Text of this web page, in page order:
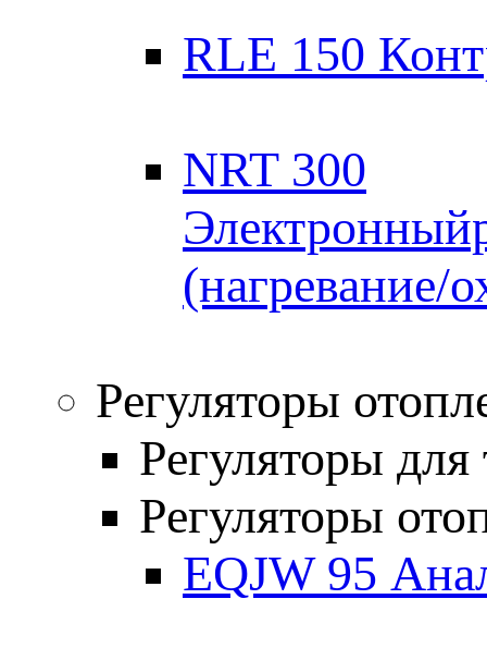
RLE 150
NRT 300
(нагревание/
Регуляторы
Регуляторы
Регуляторы
EQJW 95